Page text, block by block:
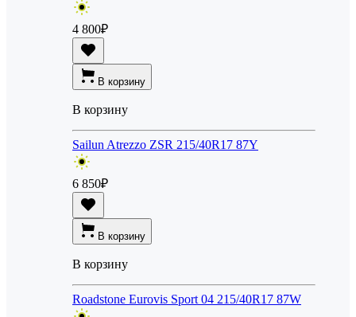
4 800₽
В корзину
В корзину
Sailun Atrezzo ZSR 215/40R17 87Y
6 850₽
В корзину
В корзину
Roadstone Eurovis Sport 04 215/40R17 87W